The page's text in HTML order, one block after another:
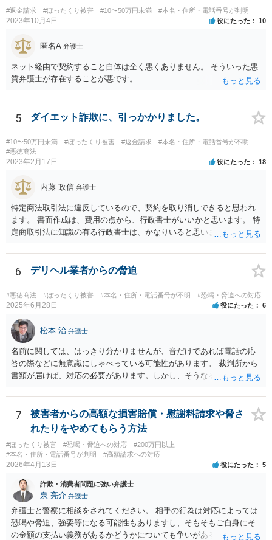
#返金請求 #ぼったくり被害 #10〜50万円未満 #本名・住所・電話番号が判明
2023年10月4日 役にたった 10
匿名A 弁護士
ネット経由で契約すること自体は全く悪くありません。 そういった悪
質弁護士が存在することが悪です。
5 ダイエット詐欺に、引っかかりました。
#10〜50万円未満 #ぼったくり被害 #返金請求
#本名・住所・電話番号が不明
#悪徳商法
2023年2月17日 役にたった 18
内藤 政信 弁護士
特定商法取引法に違反しているので、契約を取り消しできると思われ
ます。 書面作成は、費用の点から、行政書士がいいかと思います。 特
定商取引法に知識の有る行政書士は、かなりいると思います。 問い合
6 デリヘル業者からの脅迫
#悪徳商法 #ぼったくり被害 #本名・住所・電話番号が不明 #恐喝・脅迫への対応
2025年6月28日 役にたった 6
松本 治 弁護士
名前に関しては、はっきり分かりませんが、音だけであれば電話の応
答の際などに無意識にしゃべっている可能性があります。 裁判所から
書類が届けば、対応の必要があります。しかし、そうなる前は、匿名A
の犯罪集団に情報が回る危険もありますので、払わない方がいいでし
ょう。
7
被害者からの高額な損害賠償・慰謝料請求や脅さ
れたりをやめてもらう方法
#ぼったくり被害 #恐喝・脅迫への対応
#200万円以上
#本名・住所・電話番号が判明
#高額請求への対応
2026年4月13日 役にたった 5
詐欺・消費者問題に強い弁護士
泉 亮介 弁護士
弁護士と警察に相談をされてください。 相手の行為は対応によっては
恐喝や脅迫、強要等になる可能性もありますし、そもそもご自身にそ
の金額の支払い義務があるかどうかについても争いがあるでしょう。